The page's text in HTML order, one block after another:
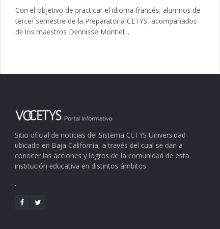
Con el objetivo de practicar el idioma francés, alumnos de
tercer semestre de la Preparatoria CETYS, acompañados
de los maestros Dennisse Montiel,...
Sitio oficial de noticias del Sistema CETYS Universidad
ubicado en Baja California, a través del cual se dan a
conocer las acciones y logros de la comunidad de esta
institución educativa en distintos ámbitos
.